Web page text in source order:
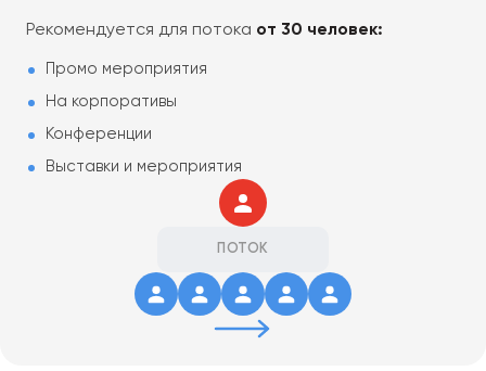
Рекомендуется для потока от 30 человек:
Промо мероприятия
На корпоративы
Конференции
Выставки и мероприятия
ПОТОК